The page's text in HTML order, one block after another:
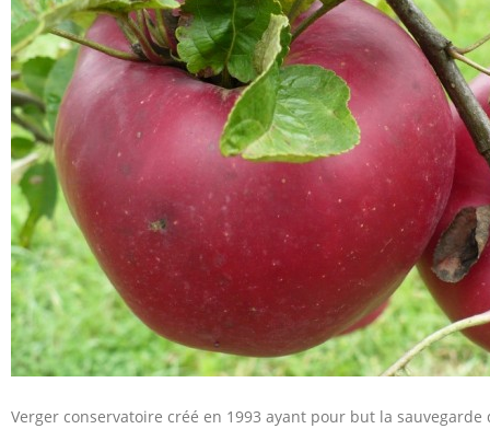
Verger conservatoire créé en 1993 ayant pour but la